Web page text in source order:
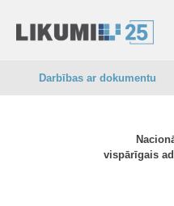
Darbības ar dokumentu
vispārīgais